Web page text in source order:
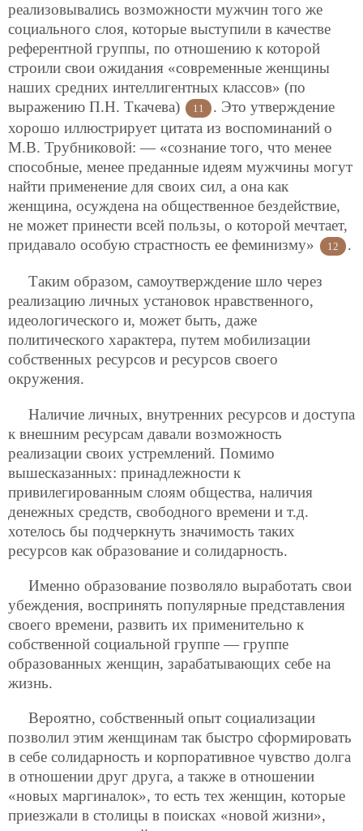
реализовывались возможности мужчин того же
социального слоя, которые выступили в качестве
референтной группы, по отношению к которой
строили свои ожидания «современные женщины
наших средних интеллигентных классов» (по
выражению П.Н. Ткачева)
11
. Это утверждение
хорошо иллюстрирует цитата из воспоминаний о
М.В. Трубниковой: — «сознание того, что менее
способные, менее преданные идеям мужчины могут
найти применение для своих сил, а она как
женщина, осуждена на общественное бездействие,
не может принести всей пользы, о которой мечтает,
придавало особую страстность ее феминизму»
12 .
Таким образом, самоутверждение шло через
реализацию личных установок нравственного,
идеологического и, может быть, даже
политического характера, путем мобилизации
собственных ресурсов и ресурсов своего
окружения.
Наличие личных, внутренних ресурсов и доступа
к внешним ресурсам давали возможность
реализации своих устремлений. Помимо
вышесказанных: принадлежности к
привилегированным слоям общества, наличия
денежных средств, свободного времени и т.д.
хотелось бы подчеркнуть значимость таких
ресурсов как образование и солидарность.
Именно образование позволяло выработать свои
убеждения, воспринять популярные представления
своего времени, развить их применительно к
собственной социальной группе — группе
образованных женщин, зарабатывающих себе на
жизнь.
Вероятно, собственный опыт социализации
позволил этим женщинам так быстро сформировать
в себе солидарность и корпоративное чувство долга
в отношении друг друга, а также в отношении
«новых маргиналок», то есть тех женщин, которые
приезжали в столицы в поисках «новой жизни»,